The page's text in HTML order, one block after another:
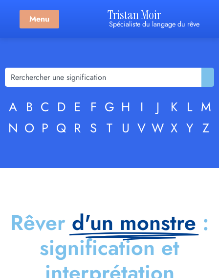
Menu Tristan Moir
Spécialiste du langage du rêve
A B C D E F G H I J K L M
N O P Q R S T U V W X Y Z
Rêver d'un monstre :
signification et